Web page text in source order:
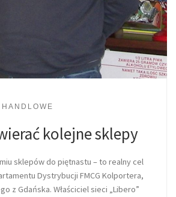
kolejne sklepy
sklepów do piętnastu – to realny cel
Dystrybucji FMCG Kolportera,
z Gdańska. Właściciel sieci „Libero”